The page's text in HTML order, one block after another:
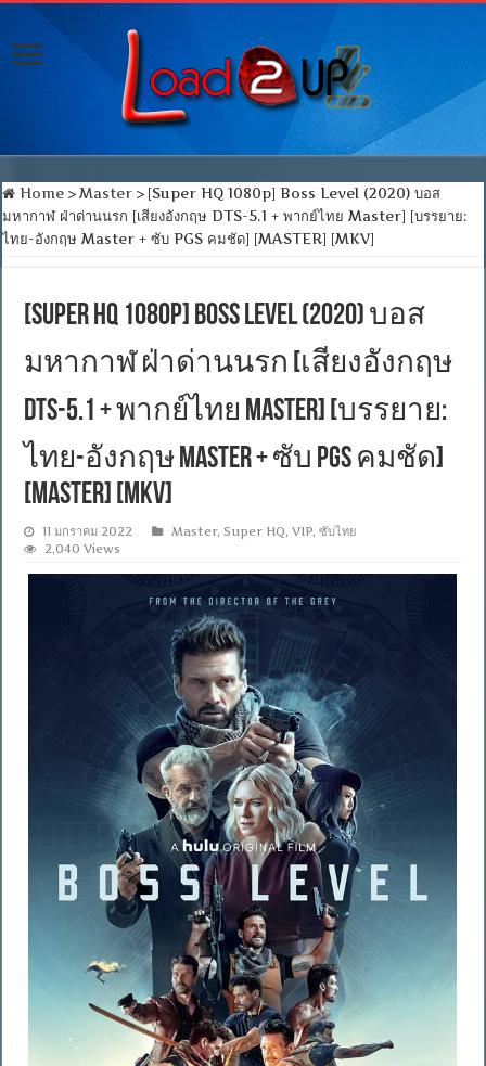
Home > Master > [Super HQ 1080p] Boss Level (2020) บอส
มหากาฬ ฝ่าด่านนรก [เสียงอังกฤษ DTS-5.1 + พากย์ไทย Master] [บรรยาย:
ไทย-อังกฤษ Master + ซับ PGS คมชัด] [MASTER] [MKV]
[Super HQ 1080p] Boss Level (2020) บอส
มหากาฬ ฝ่าด่านนรก [เสียงอังกฤษ
DTS-5.1 + พากย์ไทย Master] [บรรยาย:
ไทย-อังกฤษ Master + ซับ PGS คมชัด]
[MASTER] [MKV]
11 มกราคม 2022 Master,Super HQ,VIP,ซับไทย
2,040 Views